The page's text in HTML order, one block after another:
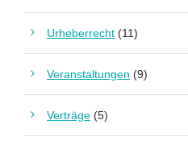
Urheberrecht (11)
Veranstaltungen (9)
Verträge (5)